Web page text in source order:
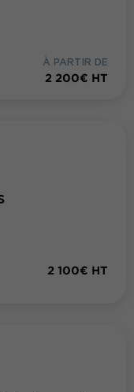
À PARTIR DE
2 200€ HT
2 100€ HT